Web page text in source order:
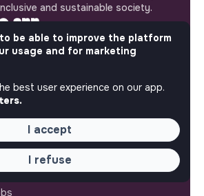
and sustainable society.
app
sense on your phone so you never
Android
be able to improve the platform
usage and for marketing
best user experience on our app.
I accept
I refuse